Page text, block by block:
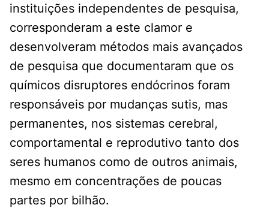
instituições independentes de pesquisa,
corresponderam a este clamor e
desenvolveram métodos mais avançados
de pesquisa que documentaram que os
químicos disruptores endócrinos foram
responsáveis por mudanças sutis, mas
permanentes, nos sistemas cerebral,
comportamental e reprodutivo tanto dos
seres humanos como de outros animais,
mesmo em concentrações de poucas
partes por bilhão.